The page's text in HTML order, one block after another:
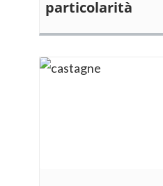
particolarità